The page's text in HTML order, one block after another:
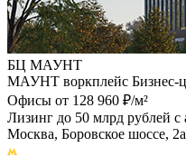
БЦ МАУНТ
МАУНТ воркплейс Бизнес-
Офисы от 128 960 ₽/м²
Лизинг до 50 млрд рублей с
Москва, Боровское шоссе, 2а